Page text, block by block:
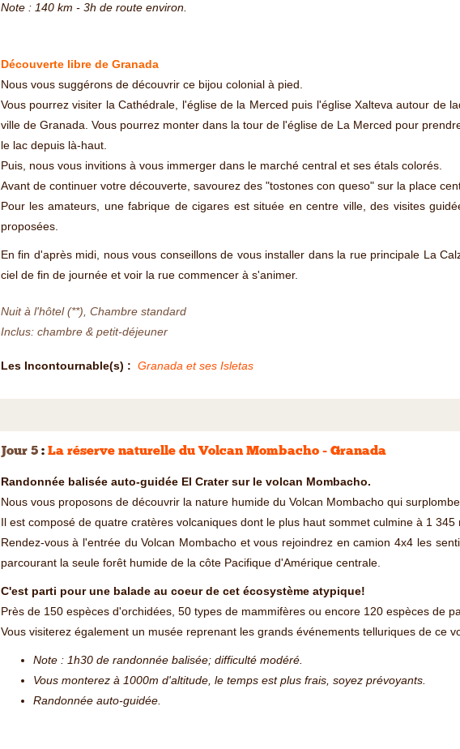
Note : 140 km - 3h de route environ.
Découverte libre de Granada
Nous vous suggérons de découvrir ce bijou colonial à pied.
Vous pourrez visiter la Cathédrale, l'église de la Merced puis l'église Xalteva autour de
ville de Granada. Vous pourrez monter dans la tour de l'église de La Merced pour
le lac depuis là-haut.
Puis, nous vous invitions à vous immerger dans le marché central et ses étals colorés.
Avant de continuer votre découverte, savourez des "tostones con queso" sur la place
Pour les amateurs, une fabrique de cigares est située en centre ville, des visites
proposées.
En fin d'après midi, nous vous conseillons de vous installer dans la rue principale La
ciel de fin de journée et voir la rue commencer à s'animer.
Nuit à l'hôtel (**), Chambre standard
Inclus: chambre & petit-déjeuner
Les Incontournable(s) : Granada et ses Isletas
Jour 5: La réserve naturelle du Volcan Mombacho - Granada
Randonnée balisée auto-guidée El Crater sur le volcan Mombacho.
Nous vous proposons de découvrir la nature humide du Volcan Mombacho qui surplombe
Il est composé de quatre cratères volcaniques dont le plus haut sommet culmine à 1 345
Rendez-vous à l'entrée du Volcan Mombacho et vous rejoindrez en camion 4x4 les
parcourant la seule forêt humide de la côte Pacifique d'Amérique centrale.
C'est parti pour une balade au coeur de cet écosystème atypique!
Près de 150 espèces d'orchidées, 50 types de mammifères ou encore 120 espèces de
Vous visiterez également un musée reprenant les grands événements telluriques de ce
Note : 1h30 de randonnée balisée; difficulté modéré.
Vous monterez à 1000m d'altitude, le temps est plus frais, soyez prévoyants.
Randonnée auto-guidée.